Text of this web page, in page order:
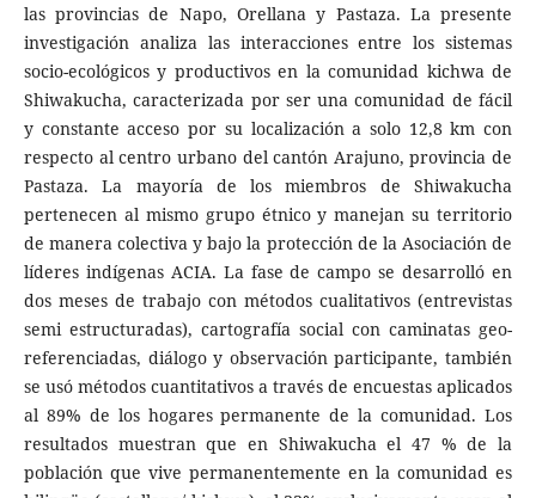
las provincias de Napo, Orellana y Pastaza. La presente
investigación analiza las interacciones entre los sistemas
socio-ecológicos y productivos en la comunidad kichwa de
Shiwakucha, caracterizada por ser una comunidad de fácil
y constante acceso por su localización a solo 12,8 km con
respecto al centro urbano del cantón Arajuno, provincia de
Pastaza. La mayoría de los miembros de Shiwakucha
pertenecen al mismo grupo étnico y manejan su territorio
de manera colectiva y bajo la protección de la Asociación de
líderes indígenas ACIA. La fase de campo se desarrolló en
dos meses de trabajo con métodos cualitativos (entrevistas
semi estructuradas), cartografía social con caminatas geo-
referenciadas, diálogo y observación participante, también
se usó métodos cuantitativos a través de encuestas aplicados
al 89% de los hogares permanente de la comunidad. Los
resultados muestran que en Shiwakucha el 47 % de la
población que vive permanentemente en la comunidad es